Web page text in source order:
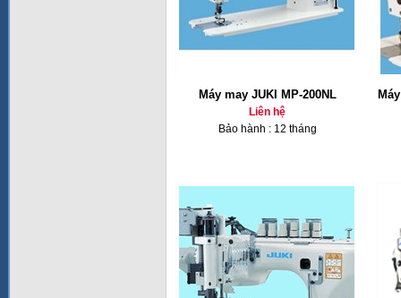
Máy may JUKI MP-200NL
Liên hệ
Bảo hành : 12 tháng